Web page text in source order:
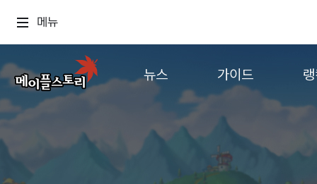
메뉴
뉴스
공지사항
업데이트
캐시샵 공지
가이드
게임정보
직업소개
확률형 아이템
NEXON NOW